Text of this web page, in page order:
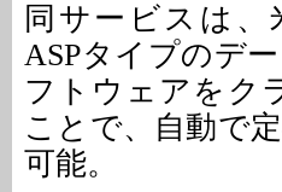
同サービスは、
ASPタイプのデ
フトウェアをク
ことで、自動で
可能。